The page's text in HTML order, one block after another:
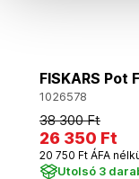
FISKARS Pot
1026578
38 300 Ft
26 350 Ft
20 750 Ft ÁFA
Utolsó 3